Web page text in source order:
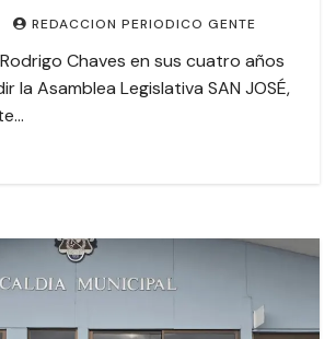
REDACCION PERIODICO GENTE
Chaves en sus cuatro años
la Asamblea Legislativa SAN JOSÉ,